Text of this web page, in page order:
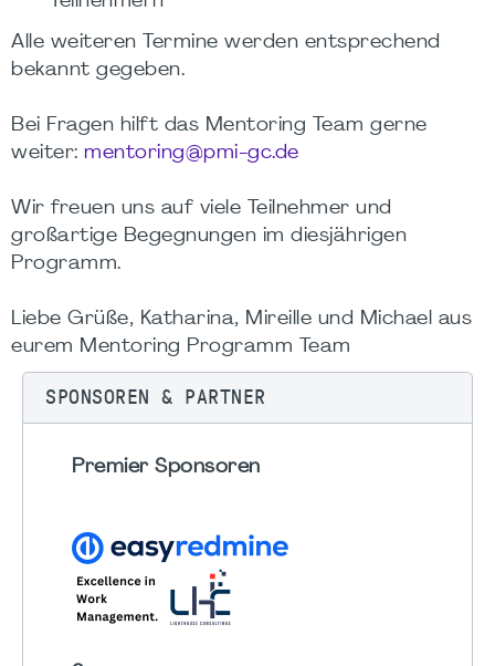
Alle weiteren Termine werden entsprechend
bekannt gegeben.
Bei Fragen hilft das Mentoring Team gerne
weiter: mentoring@pmi-gc.de
Wir freuen uns auf viele Teilnehmer und
großartige Begegnungen im diesjährigen
Programm.
Liebe Grüße, Katharina, Mireille und Michael aus
eurem Mentoring Programm Team
SPONSOREN & PARTNER
Premier Sponsoren